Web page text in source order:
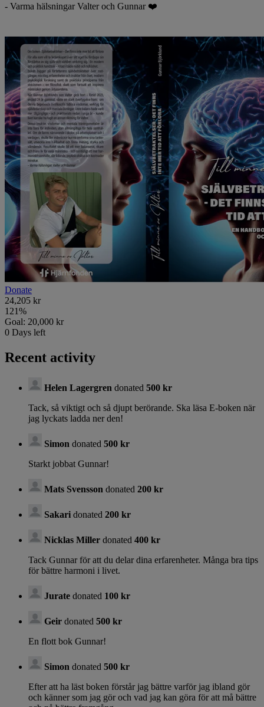
- Varma hälsningar Valter och Gunnar ❤️
Donate
24,205 kr
121%
Goal: 20,000 kr
0 Days left
Recent activity
Helen Lagergren donated 500 kr
Tack, så viktigt och så djupt berörande. Ska läsa E-boken när
jag lyckats ladda ner den!
Simon donated 500 kr
Starkt jobbat Gunnar!
Mats Svensson donated 200 kr
Sakari donated 200 kr
Nicklas Miller donated 400 kr
Tack Gunnar för att du delar dina erfarenheter. Många bra tips
för bättre harmoni i livet.
Jurate donated 100 kr
Geir donated 500 kr
En flott bok Gunnar!
Simon donated 500 kr
Efter att ha läst boken förstår jag bättre varför jag ibland gör
och känner som jag gör och vad jag kan göra för att må bättre